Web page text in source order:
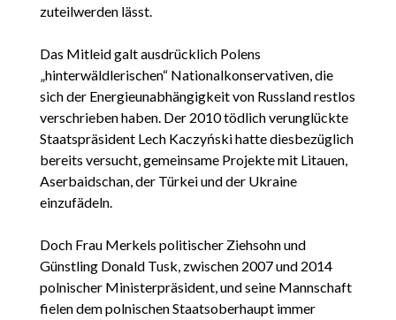
zuteilwerden lässt.
Das Mitleid galt ausdrücklich Polens
„hinterwäldlerischen“ Nationalkonservativen, die
sich der Energieunabhängigkeit von Russland restlos
verschrieben haben. Der 2010 tödlich verunglückte
Staatspräsident Lech Kaczyński hatte diesbezüglich
bereits versucht, gemeinsame Projekte mit Litauen,
Aserbaidschan, der Türkei und der Ukraine
einzufädeln.
Doch Frau Merkels politischer Ziehsohn und
Günstling Donald Tusk, zwischen 2007 und 2014
polnischer Ministerpräsident, und seine Mannschaft
fielen dem polnischen Staatsoberhaupt immer